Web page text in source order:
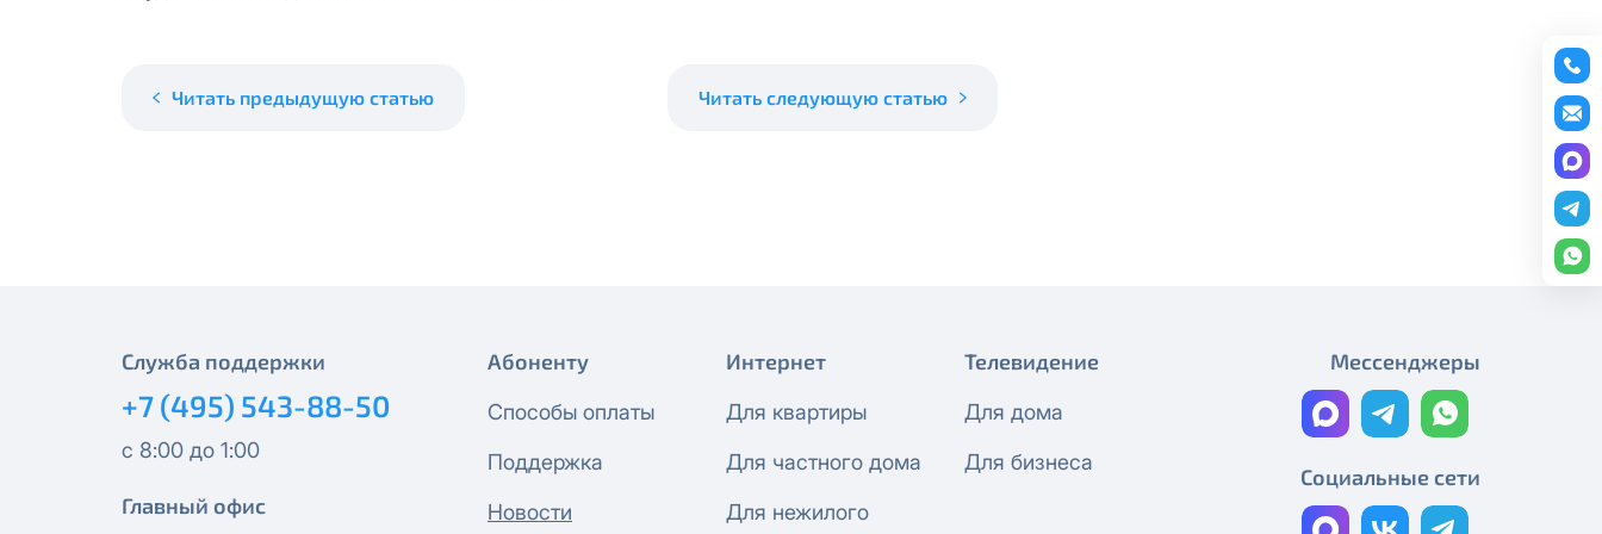
Читать предыдущую статью Читать следующую статью
Технические работы Смотрёшка
Технические работы Смотрёшка
Реорганизация узла связи
Технические работы Смотрёшка
Служба поддержки
+7 (495) 543-88-50
с 8:00 до 1:00
Главный офис
Абоненту
Способы оплаты
Поддержка
Новости
Интернет
Для квартиры
Для частного дома
Для нежилого
Телевидение
Для дома
Для бизнеса
Мессенджеры
Социальные сети
Эксклюзив